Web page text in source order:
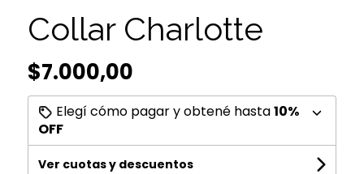
Collar Charlotte
$7.000,00
Elegí cómo pagar y obtené hasta10%
OFF
Ver cuotas y descuentos